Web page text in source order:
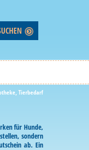
,Tierbedarf
für Hunde,
sondern
ab. Ein